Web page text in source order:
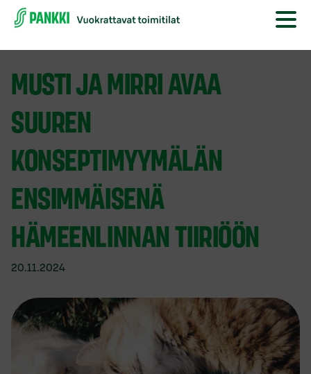
MUSTI JA MIRRI AVAA
SUUREN
KONSEPTIMYYMÄLÄN
ENSIMMÄISENÄ
HÄMEENLINNAN TIIRIÖÖN
20.11.2024